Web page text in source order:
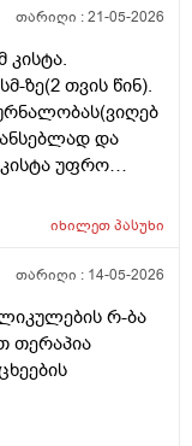
თარიღი :21-05-2026
კისტა.
ზე(2 თვის წინ).
და
უფრო
ენდოსფერო
ეს
იხილეთპასუხი
თარიღი : 14-05-2026
რ-ბა
თერაპია